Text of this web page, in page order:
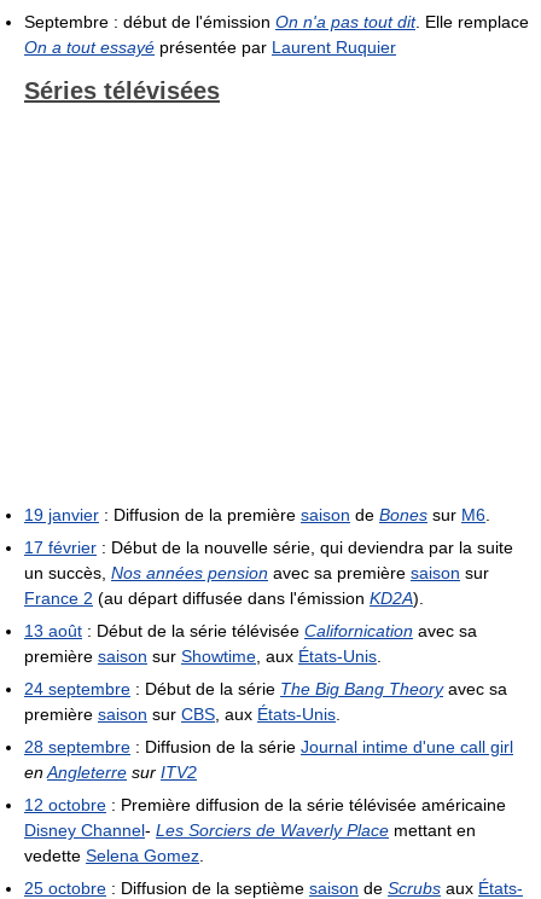
Septembre : début de l'émission On n'a pas tout dit. Elle remplace
On a tout essayé présentée par Laurent Ruquier
Séries télévisées
19 janvier : Diffusion de la première saison de Bones sur M6
17 février : Début de la nouvelle série, qui deviendra par la suite
un succès, Nos années pension avec sa première saison sur
France 2 (au départ diffusée dans l'émission KD2A).
13 août : Début de la série télévisée Californication avec sa
première saison sur Showtime , aux États-Unis
24 septembre : Début de la série The Big Bang Theoryavec sa
première saison sur CBS , aux États-Unis
28 septembre : Diffusion de la série Journal intime d'une call girl
enAngleterre sur ITV2
12 octobre : Première diffusion de la série télévisée américaine
Disney Channel- Les Sorciers de Waverly Place mettant en
vedette Selena Gomez
25 octobre : Diffusion de la septième saison de Scrubs aux États-